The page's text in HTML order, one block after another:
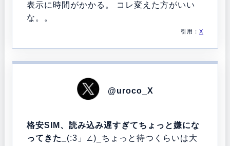
表示に時間がかかる。 コレ変えた方がいい
な。。
引用：X
@uroco_X
格安SIM、読み込み遅すぎてちょっと嫌にな
ってきた_ (:3」∠)_ちょっと待つくらいは大